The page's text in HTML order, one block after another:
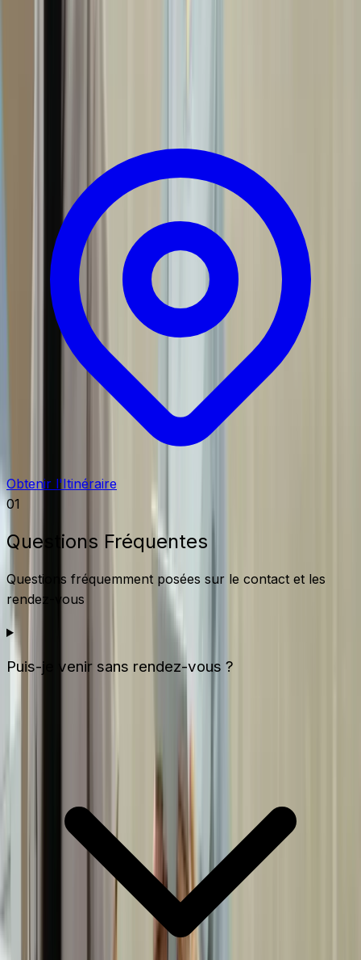
Obtenir l'Itinéraire
01
Questions Fréquentes
Questions fréquemment posées sur le contact et les
rendez-vous
Puis-je venir sans rendez-vous ?